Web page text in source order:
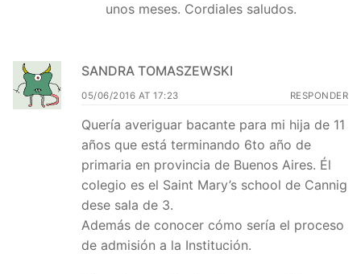
unos meses. Cordiales saludos.
SANDRA TOMASZEWSKI
05/06/2016 AT 17:23 RESPONDER
Quería averiguar bacante para mi hija de 11
años que está terminando 6to año de
primaria en provincia de Buenos Aires. Él
colegio es el Saint Mary’s school de Cannig
dese sala de 3.
Además de conocer cómo sería el proceso
de admisión a la Institución.